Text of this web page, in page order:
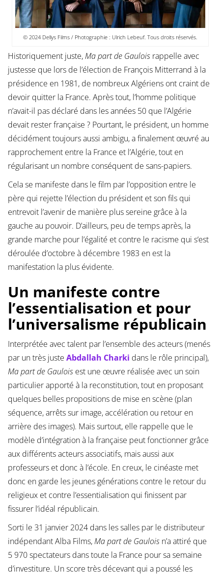
© 2024 Dellys Films / Photographie : Ulrich Lebeuf. Tous droits réservés.
Historiquement juste,Ma part de Gauloisrappelle avec
justesse que lors de l’élection de François Mitterrand à la
présidence en 1981, de nombreux Algériens ont craint de
devoir quitter la France. Après tout, l’homme politique
n’avait-il pas déclaré dans les années 50 que l’Algérie
devait rester française ? Pourtant, le président, un homme
décidément toujours aussi ambigu, a finalement œuvré au
rapprochement entre la France et l’Algérie, tout en
régularisant un nombre conséquent de sans-papiers.
Cela se manifeste dans le film par l’opposition entre le
père qui rejette l’élection du président et son fils qui
entrevoit l’avenir de manière plus sereine grâce à la
gauche au pouvoir. D’ailleurs, peu de temps après, la
grande marche pour l’égalité et contre le racisme qui s‘est
déroulée d’octobre à décembre 1983 en est la
manifestation la plus évidente.
Un manifeste contre
l’essentialisation et pour
l’universalisme républicain
Interprétée avec talent par l’ensemble des acteurs (menés
par un très juste Abdallah Charki dans le rôle principal),
Ma part de Gauloisest une œuvre réalisée avec un soin
particulier apporté à la reconstitution, tout en proposant
quelques belles propositions de mise en scène (plan
séquence, arrêts sur image, accélération ou retour en
arrière des images). Mais surtout, elle rappelle que le
modèle d’intégration à la française peut fonctionner grâce
aux différents acteurs associatifs, mais aussi aux
professeurs et donc à l’école. En creux, le cinéaste met
donc en garde les jeunes générations contre le retour du
religieux et contre l’essentialisation qui finissent par
fissurer l’idéal républicain.
Sorti le 31 janvier 2024 dans les salles par le distributeur
indépendant Alba Films,Ma part de Gauloisn’a attiré que
5 970 spectateurs dans toute la France pour sa semaine
d’investiture. Un score très décevant qui a poussé les